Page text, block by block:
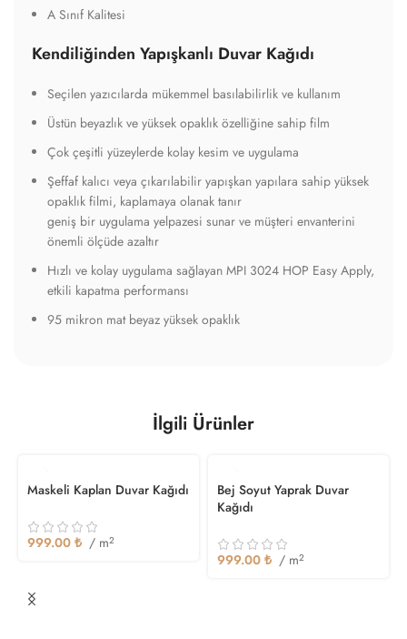
A Sınıf Kalitesi
Kendiliğinden Yapışkanlı Duvar Kağıdı
Seçilen yazıcılarda mükemmel basılabilirlik ve kullanım
Üstün beyazlık ve yüksek opaklık özelliğine sahip film
Çok çeşitli yüzeylerde kolay kesim ve uygulama
Şeffaf kalıcı veya çıkarılabilir yapışkan yapılara sahip yüksek
opaklık filmi, kaplamaya olanak tanır
geniş bir uygulama yelpazesi sunar ve müşteri envanterini
önemli ölçüde azaltır
Hızlı ve kolay uygulama sağlayan MPI 3024 HOP Easy Apply,
etkili kapatma performansı
95 mikron mat beyaz yüksek opaklık
İlgili Ürünler
Maskeli Kaplan Duvar Kağıdı
999.00 ₺ / m2
Bej Soyut Yaprak Duvar
Kağıdı
999.00 ₺ / m2